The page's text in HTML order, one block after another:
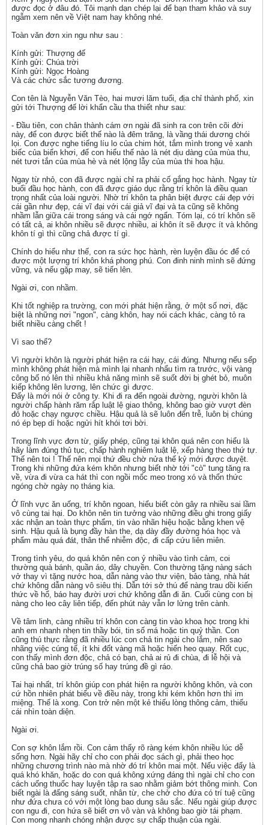
được đọc ở đâu đó. Tôi mạnh dạn chép lại để bạn tham khảo và suy
ngẫm xem nên về Việt nam hay không nhé.
Toàn văn đơn xin ngu như sau :
Kính gửi: Thượng đế
Kính gửi: Chúa trời
Kính gửi: Ngọc Hoàng
Và các chức sắc tương đương.
Con tên là Nguyễn Văn Tèo, hai mươi lăm tuổi, địa chỉ thành phố, xin
gửi tới Thượng đế lời khẩn cầu tha thiết như sau:
- Đầu tiên, con chân thành cám ơn ngài đã sinh ra con trên cõi đời
này, để con được biết thế nào là đêm trăng, là vầng thái dương chói
lọi. Con được nghe tiếng líu lo của chim hót, tắm mình trong vẻ xanh
biếc của biển khơi, để con hiểu thế nào là nét dịu dàng của mùa thu,
nét tươi tắn của mùa hè và nét lộng lẫy của mùa thi hoa hậu.
Ngay từ nhỏ, con đã được ngài chỉ ra phải cố gắng học hành. Ngay từ
buổi đầu học hành, con đã được giáo dục rằng trí khôn là điều quan
trọng nhất của loài người. Nhờ trí khôn ta phân biệt được cái đẹp với
cái gần như đẹp, cái vĩ đại với cái giả vĩ đại và ta cũng sẽ không
nhầm lẫn giữa cái trong sáng và cái ngớ ngẩn. Tóm lại, có trí khôn sẽ
có tất cả, ai khôn nhiều sẽ được nhiều, ai khôn ít sẽ được ít và không
khôn tí gì thì cũng chả được tí gì.
Chính do hiểu như thế, con ra sức học hành, rèn luyện đầu óc để có
được một lượng trí khôn khá phong phú. Con đinh ninh mình sẽ đứng
vững, và nếu gặp may, sẽ tiến lên.
Ngài ơi, con nhầm.
Khi tốt nghiệp ra trường, con mới phát hiện rằng, ở một số nơi, đặc
biệt là những nơi "ngon", càng khôn, hay nói cách khác, càng tỏ ra
biết nhiều càng chết !
Vì sao thế?
Vì người khôn là người phát hiện ra cái hay, cái đúng. Nhưng nếu sếp
mình không phát hiện mà mình lại nhanh nhẩu tìm ra trước, vội vàng
công bố nó lên thì nhiều khả năng mình sẽ suốt đời bị ghét bỏ, muôn
kiếp không lên lương, lên chức gì được.
Đấy là mới nói ở công ty. Khi đi ra đến ngoài đường, người khôn là
người chấp hành răm rắp luật lệ giao thông, không bao giờ vượt đèn
đỏ hoặc chạy ngược chiều. Hậu quả là sẽ luôn đến trễ, luôn bị chúng
nó ép bẹp dí hoặc ngửi hít khói tơi bời.
Trong lĩnh vực đơn từ, giấy phép, cũng tại khôn quá nên con hiểu là
hãy làm đúng thủ tục, chấp hành nghiêm luật lệ, xếp hàng theo thứ tự.
Thế nên toi ! Thế nên mọi thứ đều chờ nửa thế kỷ mới được duyệt.
Trong khi những đứa kém khôn nhưng biết nhờ tới "cò" tung tăng ra
về, vừa đi vừa ca hát thì con ngồi mốc meo trong xó và thổn thức
ngóng chờ ngày nọ tháng kia.
Ở lĩnh vực ăn uống, trí khôn ngoan, hiểu biết còn gây ra nhiều sai lầm
vô cùng tai hại. Do khôn nên tin tưởng vào những điều ghi trong giấy
xác nhận an toàn thực phẩm, tin vào nhãn hiệu hoặc bằng khen vệ
sinh. Hậu quả là bụng đầy hàn the, dạ dày đầy đường hóa học và
phẩm màu quá đát, thân thể nhiễm độc, đi cấp cứu liên miên.
Trong tình yêu, do quá khôn nên con ỷ nhiều vào tình cảm, coi
thường quà bánh, quần áo, dây chuyền. Con thường tặng nàng sách
vở thay vì tặng nước hoa, dẫn nàng vào thư viện, bảo tàng, nhà hát
chứ không dẫn nàng vô siêu thị. Dẫn tới sở thú để nàng trau dồi kiến
thức về hổ, báo hay đười ươi chứ không dẫn đi ăn. Cuối cùng con bị
nàng cho leo cây liên tiếp, đến phút này vẫn lơ lửng trên cành.
Về tâm linh, càng nhiều trí khôn con càng tin vào khoa học trong khi
anh em nhanh nhẹn tin thầy bói, tin số má hoặc tin quỷ thần. Con
cũng thú thực rằng đã nhiều lúc con chả tin ngài cho lắm, nên sao
nhãng việc cúng tế, ít khi đốt vàng mã hoặc hiến heo quay. Rốt cục,
con thấy mình đơn độc, chả có bạn, chả ai rủ đi chùa, đi lễ hội và
cũng chả bao giờ trúng số hay trúng đề gì ráo.
Tai hại nhất, trí khôn giúp con phát hiện ra người không khôn, và con
cứ hồn nhiên phát biểu về điều này, trong khi kém khôn hơn thì im
miệng. Thế là xong. Con trở nên một kẻ thiếu lòng thông cảm, thiếu
cái nhìn toàn diện.
Ngài ơi.
Con sợ khôn lắm rồi. Con cảm thấy rõ ràng kém khôn nhiều lúc dễ
sống hơn. Ngài hãy chỉ cho con phải đọc sách gì, phải theo học
những chương trình nào mà nhờ đó trí khôn mai một. Nếu việc đấy là
quá khó khăn, hoặc do con quá không xứng đáng thì ngài chỉ cho con
cách uống thuốc hay luyện tập ra sao nhằm giảm bớt thông minh. Con
biết ngài là đấng sáng suốt, nhân từ, che chở cho đứa có trí tuệ cũng
như đứa chưa có với một lòng bao dung sâu sắc. Nếu ngài giúp được
con ngu đi, con hứa sẽ biết ơn vô vàn và không bao giờ tái phạm.
Con mong nhanh chóng nhận được sự chấp thuận của ngài.